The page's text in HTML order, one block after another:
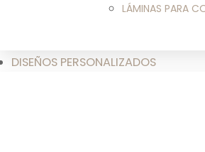
LÁMINAS PARA
DISEÑOS PERSONALIZADOS